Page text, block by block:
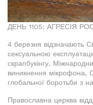
ДЕНЬ 1105: АГРЕСІЯ
4 березня відзначають
сексуальною
скрапбукінгу,
виникнення мікрофона,
глобальної боротьби з
Православна церква